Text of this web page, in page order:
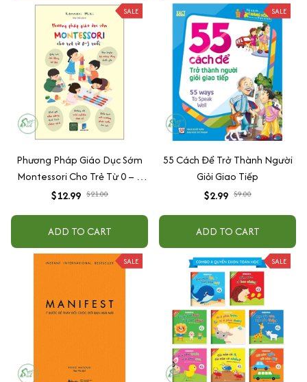
SALE
Phương Pháp Giáo Dục Sớm
Montessori Cho Trẻ Từ 0 – 3
Tuổi
$12.99 $21.00
ADD TO CART
SALE
55 Cách Để Trở Thành Người
Giỏi Giao Tiếp
$2.99 $9.00
ADD TO CART
SALE SALE